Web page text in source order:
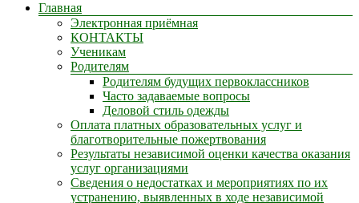
Главная
Электронная приёмная
КОНТАКТЫ
Ученикам
Родителям
Родителям будущих первоклассников
Часто задаваемые вопросы
Деловой стиль одежды
Оплата платных образовательных услуг и
благотворительные пожертвования
Результаты независимой оценки качества оказания
услуг организациями
Сведения о недостатках и мероприятиях по их
устранению, выявленных в ходе независимой